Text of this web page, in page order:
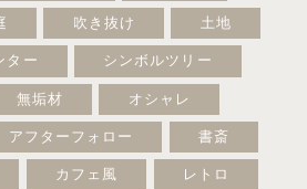
吹き抜け 土地
ター シンボルツリー
無垢材 オシャレ
アフターフォロー 書斎
カフェ風 レトロ